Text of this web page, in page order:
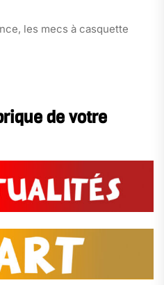
les mecs à casquette
de votre